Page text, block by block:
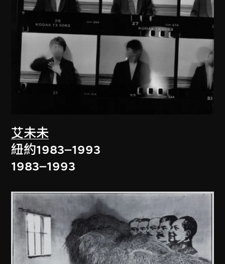
艾未未
紐約1983–1993
1983–1993